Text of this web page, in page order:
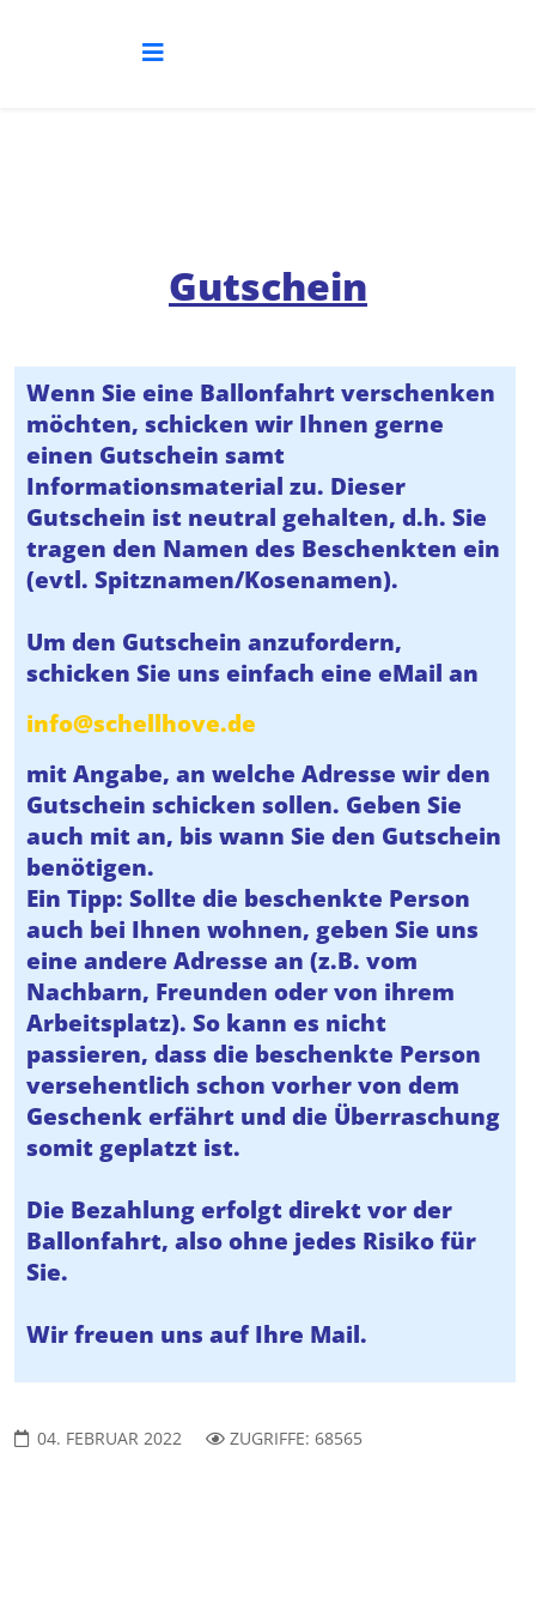
Gutschein
Wenn Sie eine Ballonfahrt verschenken
möchten, schicken wir Ihnen gerne
einen Gutschein samt
Informationsmaterial zu. Dieser
Gutschein ist neutral gehalten, d.h. Sie
tragen den Namen des Beschenkten ein
(evtl. Spitznamen/Kosenamen).
Um den Gutschein anzufordern,
schicken Sie uns einfach eine eMail an
info@schellhove.de
mit Angabe, an welche Adresse wir den
Gutschein schicken sollen. Geben Sie
auch mit an, bis wann Sie den Gutschein
benötigen.
Ein Tipp: Sollte die beschenkte Person
auch bei Ihnen wohnen, geben Sie uns
eine andere Adresse an (z.B. vom
Nachbarn, Freunden oder von ihrem
Arbeitsplatz). So kann es nicht
passieren, dass die beschenkte Person
versehentlich schon vorher von dem
Geschenk erfährt und die Überraschung
somit geplatzt ist.
Die Bezahlung erfolgt direkt vor der
Ballonfahrt, also ohne jedes Risiko für
Sie.
Wir freuen uns auf Ihre Mail.
04. FEBRUAR 2022 ZUGRIFFE: 68565